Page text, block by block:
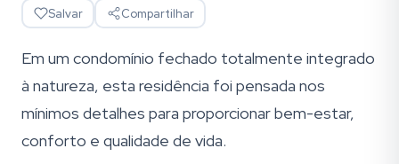
Salvar Compartilhar
Em um condomínio fechado totalmente integrado
à natureza, esta residência foi pensada nos
mínimos detalhes para proporcionar bem-estar,
conforto e qualidade de vida.